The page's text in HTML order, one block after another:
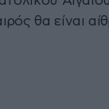
θα είναι